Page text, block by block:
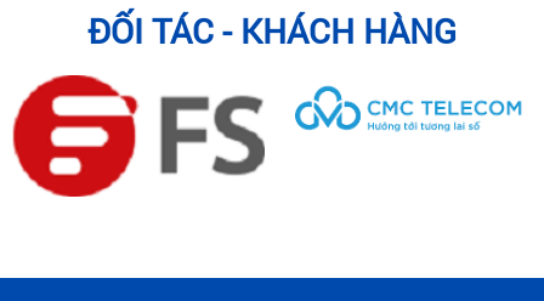
ĐỐI TÁC - KHÁCH HÀNG